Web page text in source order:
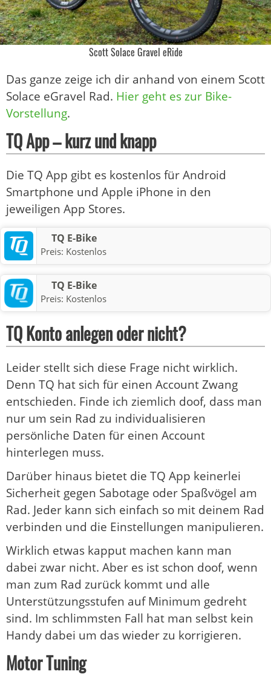
Scott Solace Gravel eRide
Das ganze zeige ich dir anhand von einem Scott
Solace eGravel Rad. Hier geht es zur Bike-
Vorstellung.
TQ App – kurz und knapp
Die TQ App gibt es kostenlos für Android
Smartphone und Apple iPhone in den
jeweiligen App Stores.
TQ E-Bike
Preis: Kostenlos
TQ E-Bike
Preis: Kostenlos
TQ Konto anlegen oder nicht?
Leider stellt sich diese Frage nicht wirklich.
Denn TQ hat sich für einen Account Zwang
entschieden. Finde ich ziemlich doof, dass man
nur um sein Rad zu individualisieren
persönliche Daten für einen Account
hinterlegen muss.
Darüber hinaus bietet die TQ App keinerlei
Sicherheit gegen Sabotage oder Spaßvögel am
Rad. Jeder kann sich einfach so mit deinem Rad
verbinden und die Einstellungen manipulieren.
Wirklich etwas kapput machen kann man
dabei zwar nicht. Aber es ist schon doof, wenn
man zum Rad zurück kommt und alle
Unterstützungsstufen auf Minimum gedreht
sind. Im schlimmsten Fall hat man selbst kein
Handy dabei um das wieder zu korrigieren.
Motor Tuning